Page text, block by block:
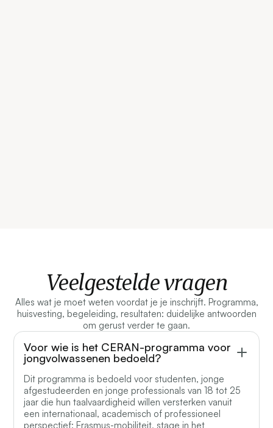
Veelgestelde vragen
Alles wat je moet weten voordat je je inschrijft. Programma,
huisvesting, begeleiding, resultaten: duidelijke antwoorden
om gerust verder te gaan.
Voor wie is het CERAN-programma voor
jongvolwassenen bedoeld?
Dit programma is bedoeld voor studenten, jonge
afgestudeerden en jonge professionals van 18 tot 25
jaar die hun taalvaardigheid willen versterken vanuit
een internationaal, academisch of professioneel
perspectief: Erasmus-mobiliteit, stage in het